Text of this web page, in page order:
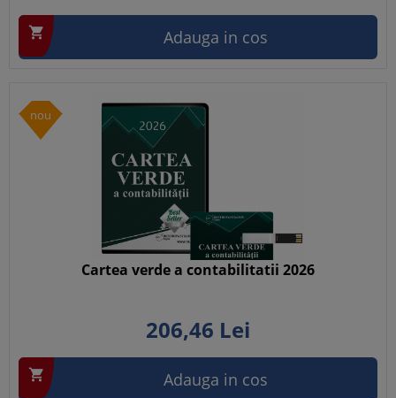
 Adauga in cos
nou
Cartea verde a contabilitatii 2026
206,46 Lei
 Adauga in cos